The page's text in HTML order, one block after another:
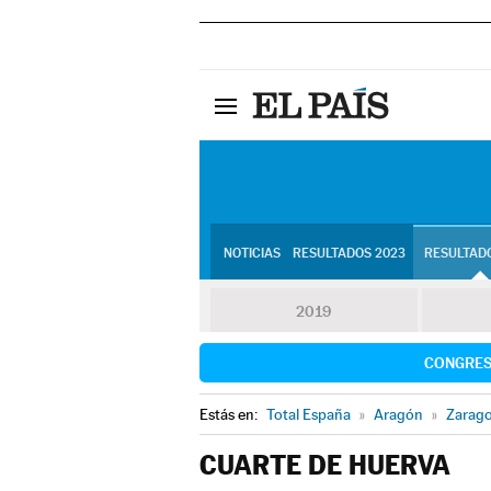
NOTICIAS RESULTADOS 2023
2019
Estás en: Total España » Aragón »
CUARTE DE HUERVA